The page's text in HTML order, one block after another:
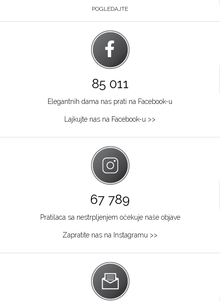
POGLEDAJTE
85 011
Elegantnih dama nas prati na Facebook-u
Lajkujte nas na Facebook-u >>
67 789
Pratilaca sa nestrpljenjem očekuje naše objave
Zapratite nas na Instagramu >>